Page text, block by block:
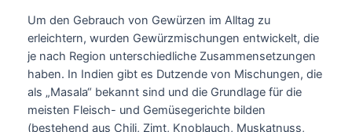
Um den Gebrauch von Gewürzen im Alltag zu
erleichtern, wurden Gewürzmischungen entwickelt, die
je nach Region unterschiedliche Zusammensetzungen
haben. In Indien gibt es Dutzende von Mischungen, die
als „Masala“ bekannt sind und die Grundlage für die
meisten Fleisch- und Gemüsegerichte bilden
(bestehend aus Chili, Zimt, Knoblauch, Muskatnuss,